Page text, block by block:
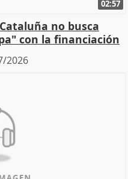
02:57
no busca
con la financiación
2026